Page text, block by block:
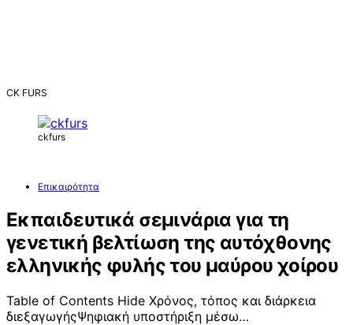
CK FURS
ckfurs
Επικαιρότητα
Εκπαιδευτικά σεμινάρια για τη
γενετική βελτίωση της αυτόχθονης
ελληνικής φυλής του μαύρου χοίρου
Table of Contents Hide Χρόνος, τόπος και διάρκεια
διεξαγωγήςΨηφιακή υποστήριξη μέσω…